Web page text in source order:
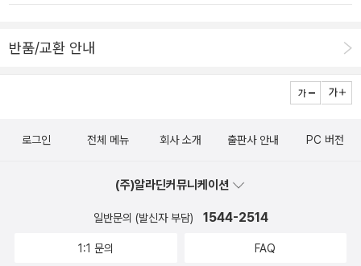
다. -.-;; 나라별로는 미국문학과 일본문학이 많았어요. 그중 한국책
안되는 점 반성합니다. (하지만 외국소설도 일반소설은 8권밖에 되지
일주일에 한권씩 읽은셈이네요. 그런데 대부분 판타지소설이 많았네
권) 어슐러 르귄의 '서부해안시리즈' 성장문학인데, 원서로 읽으면
게임 타이틀스러움이 마음에 들지 않았는데, 계속보니 은근히 매력이
있네요. 원서로 읽을까? 번역서로 읽을까 망설였었는데, 도서관에
미있었던것 같아요. 3권까지 읽고 잠시 주춤하고 있습니다. 신화와
반품/교환 안내
로그인 전체 메뉴 회사 소개 출판사 안내 PC 버전
(주)알라딘커뮤니케이션
일반문의 (발신자 부담) 1544-2514
1:1 문의 FAQ